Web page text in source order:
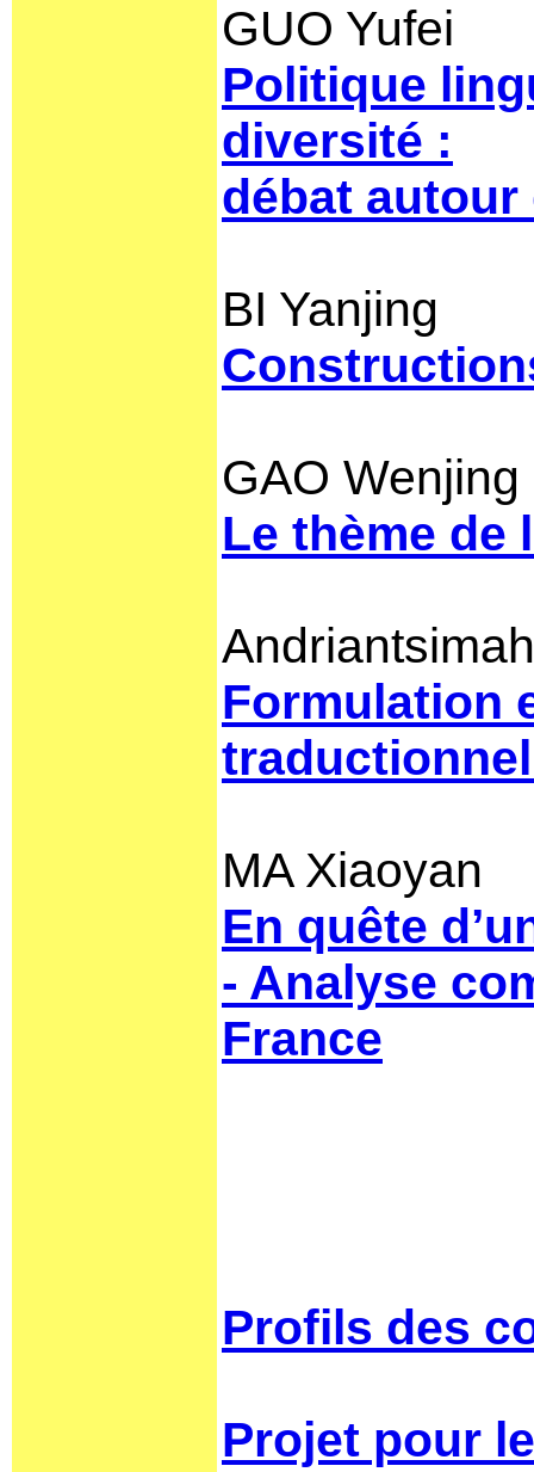
GUO Yufei
Politique
diversité :
débat autour
BI Yanjing
GAO Wenjing
Le thème de
Formulation
MA Xiaoyan
En quête
- Analyse
France
Profils des
Projet pour